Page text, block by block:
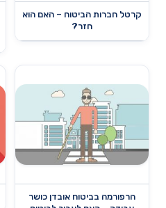
קרטל חברות הביטוח – האם הוא
חזר?
הרפורמה בביטוח אובדן כושר